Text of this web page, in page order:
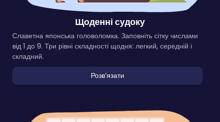
Щоденні судоку
Славетна японська головоломка. Заповніть сітку числами
від 1 до 9. Три рівні складності щодня: легкий, середній і
складний.
Розвʼязати